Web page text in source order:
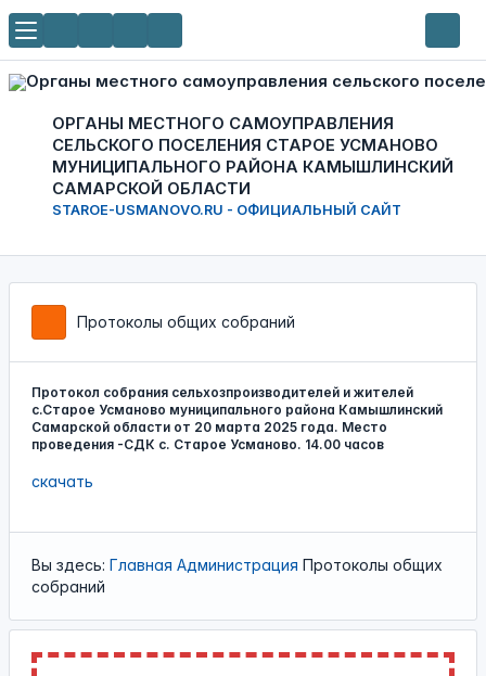
ОРГАНЫ МЕСТНОГО САМОУПРАВЛЕНИЯ
СЕЛЬСКОГО ПОСЕЛЕНИЯ СТАРОЕ УСМАНОВО
МУНИЦИПАЛЬНОГО РАЙОНА КАМЫШЛИНСКИЙ
САМАРСКОЙ ОБЛАСТИ
STAROE-USMANOVO.RU - ОФИЦИАЛЬНЫЙ САЙТ
Протоколы общих собраний
Протокол собрания сельхозпроизводителей и жителей
с.Старое Усманово муниципального района Камышлинский
Самарской области от 20 марта 2025 года. Место
проведения -СДК с. Старое Усманово. 14.00 часов
скачать
Вы здесь: Главная Администрация Протоколы общих
собраний